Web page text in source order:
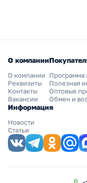
О компании
О компании
Реквизиты
Контакты
Вакансии
Программа
Полезная
Оптовые
Обмен и
Информация
Новости
Статьи